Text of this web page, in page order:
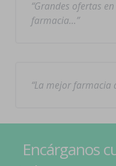
Grandes ofertas
farmacia…
La mejor farmacia
Encárganos